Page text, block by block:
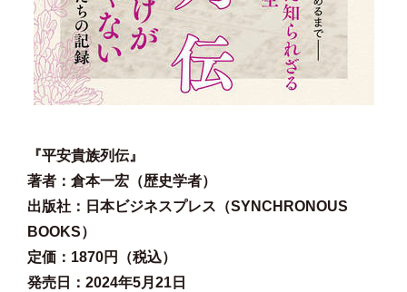
『平安貴族列伝』
著者：倉本一宏（歴史学者）
出版社：日本ビジネスプレス（SYNCHRONOUS
BOOKS）
定価：1870円（税込）
発売日：2024年5月21日